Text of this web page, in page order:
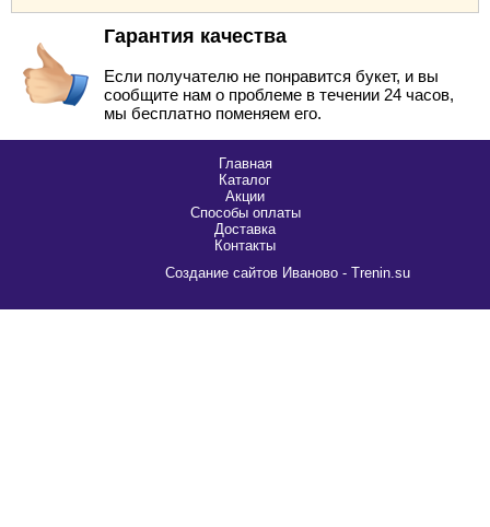
Гарантия качества
Если получателю не понравится букет, и вы
сообщите нам о проблеме в течении 24 часов,
мы бесплатно поменяем его.
Главная
Каталог
Акции
Способы оплаты
Доставка
Контакты
Cоздание сайтов Иваново - Trenin.su